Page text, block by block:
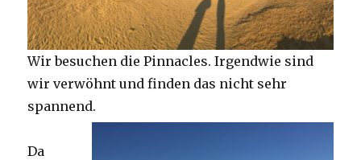
Wir besuchen die Pinnacles. Irgendwie sind
wir verwöhnt und finden das nicht sehr
spannend.
Da